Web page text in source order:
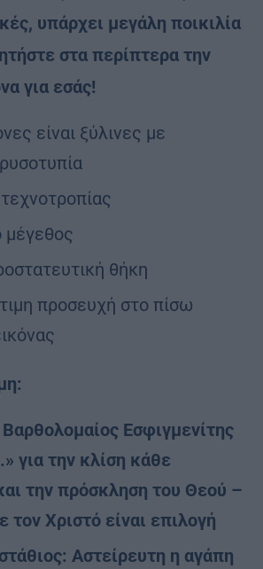
υπάρχει μεγάλη ποικιλία
στα περίπτερα την
για εσάς!
είναι ξύλινες με
μέγεθος
θήκη
προσευχή στο πίσω
Εσφιγμενίτης
για την κλίση κάθε
την πρόσκληση του Θεού –
τον Χριστό είναι επιλογή
Αστείρευτη η αγάπη